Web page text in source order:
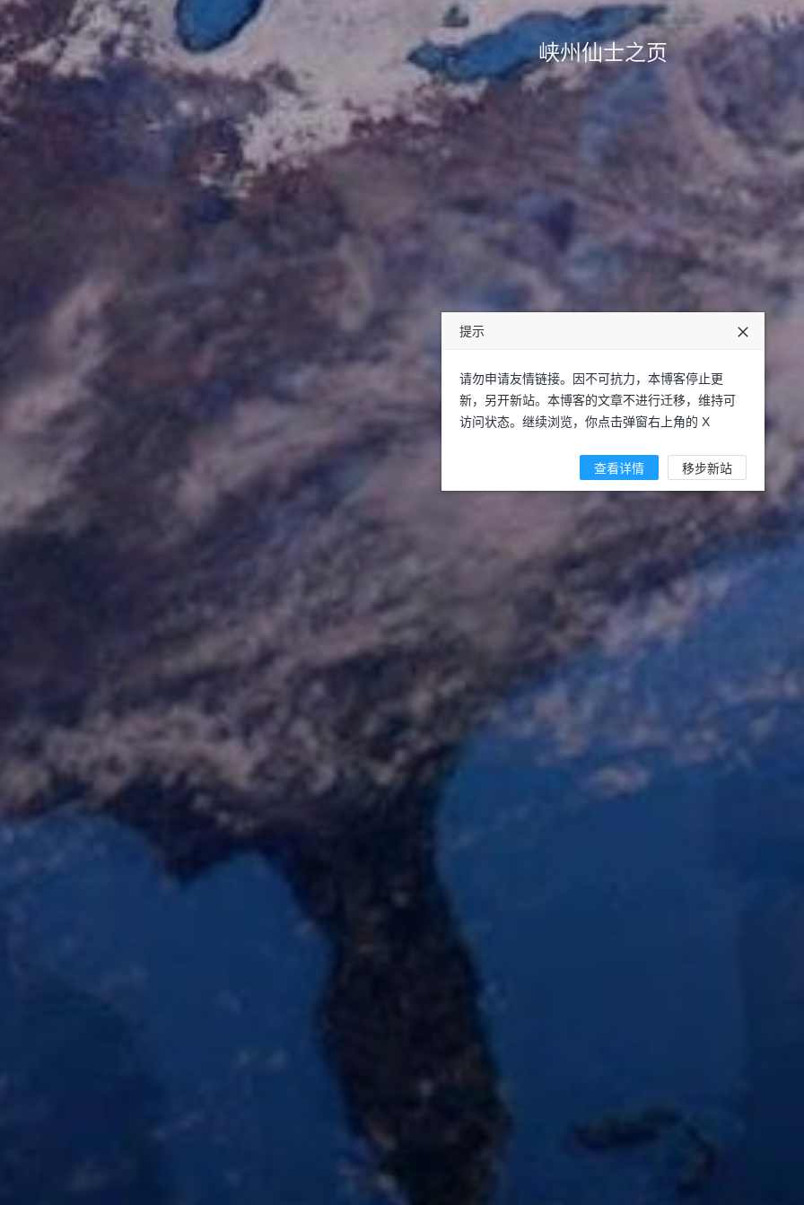
峡州仙士之页
提示
请勿申请友情链接。因不可抗力，本博客停止更
新，另开新站。本博客的文章不进行迁移，维持可
访问状态。继续浏览，你点击弹窗右上角的 X
查看详情 移步新站